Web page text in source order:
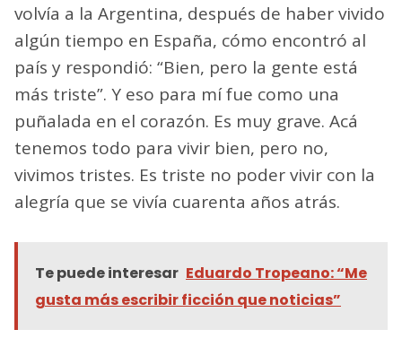
volvía a la Argentina, después de haber vivido
algún tiempo en España, cómo encontró al
país y respondió: “Bien, pero la gente está
más triste”. Y eso para mí fue como una
puñalada en el corazón. Es muy grave. Acá
tenemos todo para vivir bien, pero no,
vivimos tristes. Es triste no poder vivir con la
alegría que se vivía cuarenta años atrás.
Te puede interesar Eduardo Tropeano: “Me
gusta más escribir ficción que noticias”